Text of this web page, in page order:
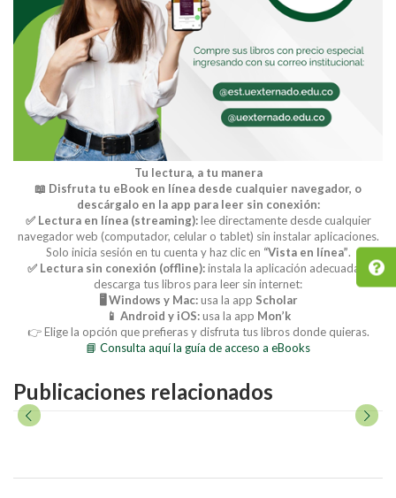
Tu lectura, a tu manera
📖 Disfruta tu eBook en línea desde cualquier navegador, o
descárgalo en la app para leer sin conexión:
✅ Lectura en línea (streaming):lee directamente desde cualquier
navegador web (computador, celular o tablet) sin instalar aplicaciones.
Solo inicia sesión en tu cuenta y haz clic en “Vista en línea”.
✅ Lectura sin conexión (offline):instala la aplicación adecuada y
descarga tus libros para leer sin internet:
🖥️ Windows y Mac:usa la app Scholar
📱 Android y iOS:usa la app Mon’k
👉 Elige la opción que prefieras y disfruta tus libros donde quieras.
📘 Consulta aquí la guía de acceso a eBooks
Publicaciones relacionados